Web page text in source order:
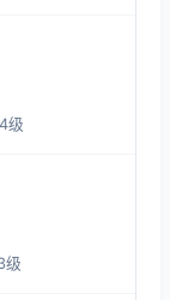
级
级